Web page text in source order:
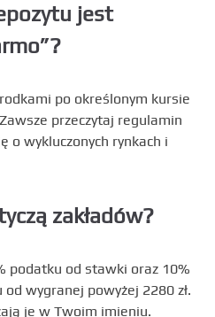
jest
po określonym kursie
przeczytaj regulamin
o wykluczonych rynkach i
zakładów?
podatku od stawki oraz 10%
wygranej powyżej 2280 zł.
je w Twoim imieniu.